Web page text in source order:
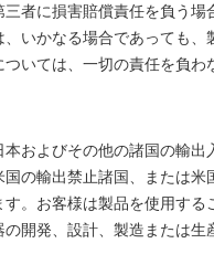
三者に損害賠償責任を負う
いかなる場合であっても
いては、一切の責任を負
およびその他の諸国の輸
の輸出禁止諸国、または
。お客様は製品を使用す
開発、設計、製造または